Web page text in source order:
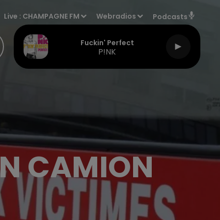
Live : CHAMPAGNE FM Webradios Podcasts
Fuckin' Perfect
P!NK
CAMION